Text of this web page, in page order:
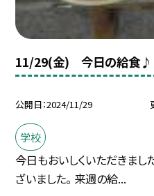
11/29(金) 今日の給食♪
公開日 2024/11/29
学校
今日もおいしくいただきま
ざいました。 来週の給...